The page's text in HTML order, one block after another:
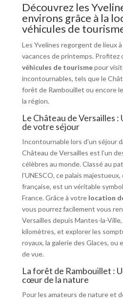
Découvrez les
environs grâce à la
véhicules de
Les Yvelines regorgent de lieux
vacances de printemps. Profitez
véhicules de tourismepour
incontournables, tels que le
forêt de Rambouillet ou encore
la région.
Le Château de Versailles
de votre séjour
Incontournable lors d’un séjour
Château de Versailles est l’un
célèbres au monde. Classé au
l’UNESCO, ce palais
française, est un véritable
France. Grâce à votre location
vous pourrez facilement vous
Versailles depuis Mantes-la-
kilomètres, et explorer les
royaux, la galerie des Glaces, ou
de vue.
La forêt de Rambouillet :
cœur de la nature
Pour les amateurs de nature et